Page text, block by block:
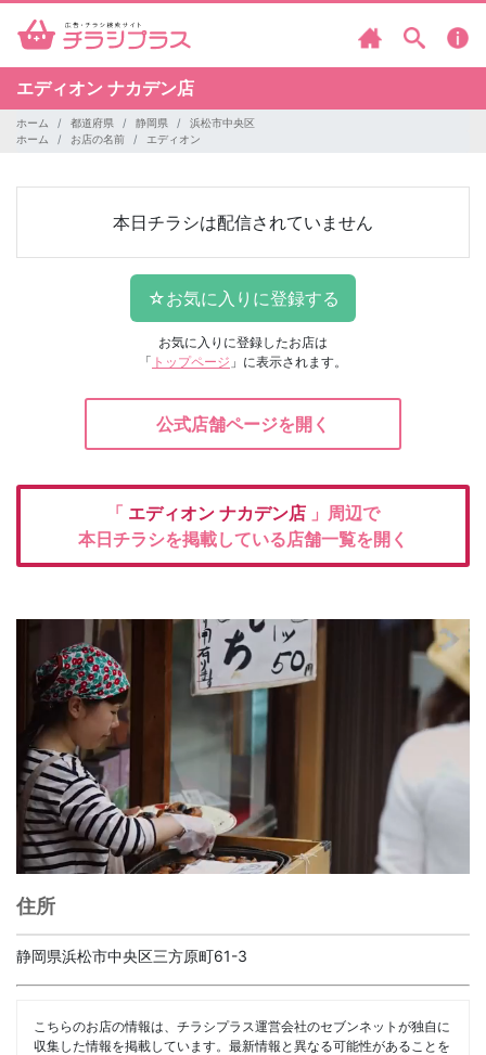
エディオン ナカデン店
ホーム 都道府県 静岡県
浜松市中央区
ホーム
お店の名前 エディオン
本日チラシは配信されていません
お気に入りに登録したお店は
「 トップページ 」に表示されます。
公式店舗ページを開く
「 エディオン ナカデン店 」周辺で
本日チラシを掲載している店舗一覧を開く
住所
静岡県浜松市中央区三方原町61-3
こちらのお店の情報は、チラシプラス運営会社のセブンネットが独自に
収集した情報を掲載しています。最新情報と異なる可能性があることを